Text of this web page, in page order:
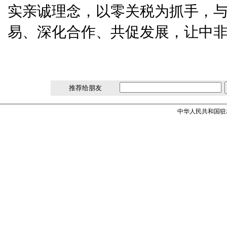
实亲诚理念，以零关税为抓手，
易、深化合作、共促发展，让中
推荐给朋友
中华人民共和国